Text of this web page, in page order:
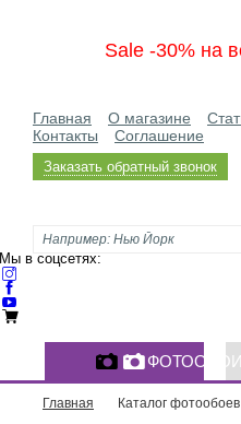
Sale -30% на
Главная О магазине
Контакты
Соглашение
Заказать обратный звонок
Мы в соцсетях:
Главная Каталог фотообоев